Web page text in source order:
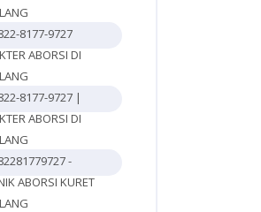
8177-9727
ABORSI DI
8177-9727 |
ABORSI DI
-
ABORSI KURET